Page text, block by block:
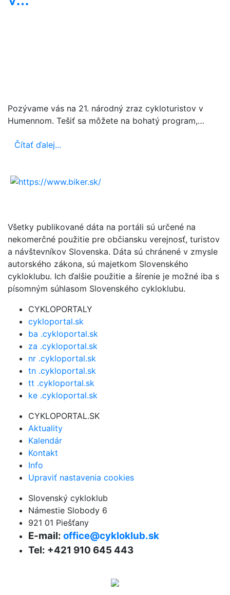
Pozývame vás na 21. národný zraz cykloturistov v
Humennom. Tešiť sa môžete na bohatý program,…
Čítať ďalej...
Všetky publikované dáta na portáli sú určené na
nekomerčné použitie pre občiansku verejnosť, turistov
a návštevníkov Slovenska. Dáta sú chránené v zmysle
autorského zákona, sú majetkom Slovenského
cykloklubu. Ich ďalšie použitie a šírenie je možné iba s
písomným súhlasom Slovenského cykloklubu.
CYKLOPORTALY
cykloportal.sk
ba .cykloportal.sk
za .cykloportal.sk
nr .cykloportal.sk
tn .cykloportal.sk
tt .cykloportal.sk
ke .cykloportal.sk
CYKLOPORTAL.SK
Aktuality
Kalendár
Kontakt
Info
Upraviť nastavenia cookies
Slovenský cykloklub
Námestie Slobody 6
921 01 Piešťany
E-mail: office@cykloklub.sk
Tel: +421 910 645 443